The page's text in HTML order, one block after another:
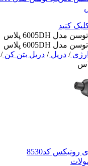
کنید
/ دریل/ دریل بتن کن/
کد8530